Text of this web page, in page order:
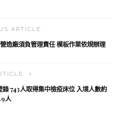
ARTICLE
造廠須負管理責任 模板作業依規辦理
743人取得集中檢疫床位 入境人數約
人